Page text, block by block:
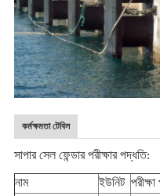
কর্মক্ষমতা টেবিল
সাপার সেল ফেন্ডার পরীক্ষার পদ্ধতি:
নাম ইউনিট